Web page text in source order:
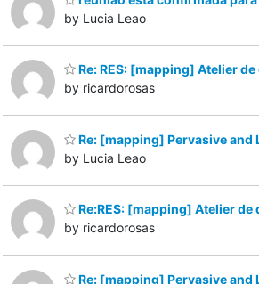
by Lucia Leao
Re: RES: [mapping] Atelier
by ricardorosas
Re: [mapping] Pervasive and
by Lucia Leao
Re:RES: [mapping] Atelier de
by ricardorosas
Re: [mapping] Pervasive and